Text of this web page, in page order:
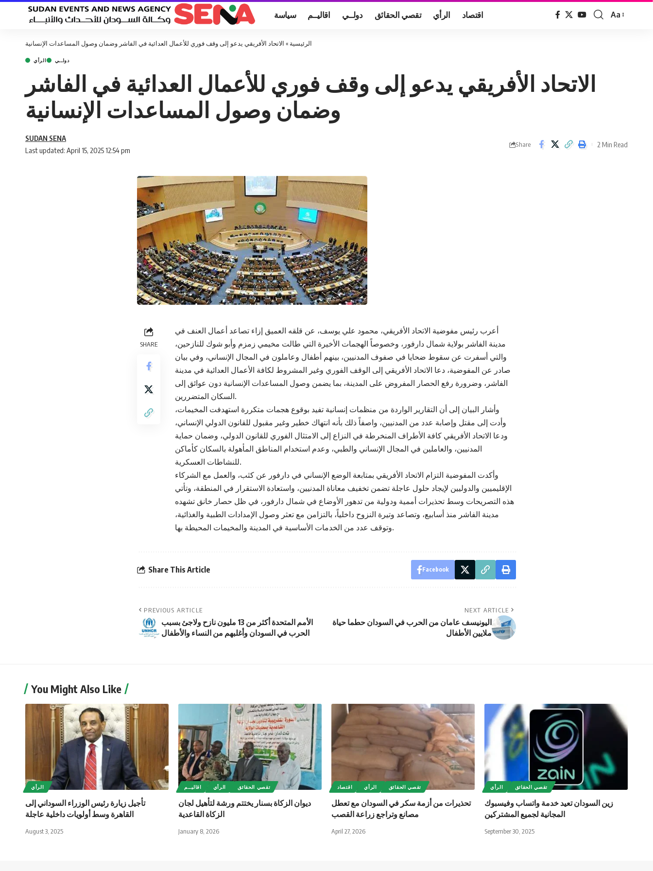
سياسة اقاليــم دولــي تقصي الحقائق الرأي اقتصاد
Font
Aa
الرئيسية » الاتحاد الأفريقي يدعو إلى وقف فوري للأعمال العدائية في الفاشر وضمان وصول المساعدات الإنسانية
الرأي دولــي
الاتحاد الأفريقي يدعو إلى وقف فوري للأعمال العدائية في الفاشر
وضمان وصول المساعدات الإنسانية
Last updated: April 15, 2025 12:54 pm
SUDAN SENA
Share 2 Min Read
SHARE
أعرب رئيس مفوضية الاتحاد الأفريقي، محمود علي يوسف، عن قلقه العميق إزاء تصاعد أعمال العنف في
مدينة الفاشر بولاية شمال دارفور، وخصوصاً الهجمات الأخيرة التي طالت مخيمي زمزم وأبو شوك للنازحين،
والتي أسفرت عن سقوط ضحايا في صفوف المدنيين، بينهم أطفال وعاملون في المجال الإنساني، وفي بيان
صادر عن المفوضية، دعا الاتحاد الأفريقي إلى الوقف الفوري وغير المشروط لكافة الأعمال العدائية في مدينة
الفاشر، وضرورة رفع الحصار المفروض على المدينة، بما يضمن وصول المساعدات الإنسانية دون عوائق إلى
السكان المتضررين.
وأشار البيان إلى أن التقارير الواردة من منظمات إنسانية تفيد بوقوع هجمات متكررة استهدفت المخيمات،
وأدت إلى مقتل وإصابة عدد من المدنيين، واصفاً ذلك بأنه انتهاك خطير وغير مقبول للقانون الدولي الإنساني،
ودعا الاتحاد الأفريقي كافة الأطراف المنخرطة في النزاع إلى الامتثال الفوري للقانون الدولي، وضمان حماية
المدنيين، والعاملين في المجال الإنساني والطبي، وعدم استخدام المناطق المأهولة بالسكان كأماكن
للنشاطات العسكرية.
وأكدت المفوضية التزام الاتحاد الأفريقي بمتابعة الوضع الإنساني في دارفور عن كثب، والعمل مع الشركاء
الإقليميين والدوليين لإيجاد حلول عاجلة تضمن تخفيف معاناة المدنيين، واستعادة الاستقرار في المنطقة، وتأتي
هذه التصريحات وسط تحذيرات أممية ودولية من تدهور الأوضاع في شمال دارفور، في ظل حصار خانق تشهده
مدينة الفاشر منذ أسابيع، وتصاعد وتيرة النزوح داخلياً، بالتزامن مع تعثر وصول الإمدادات الطبية والغذائية،
وتوقف عدد من الخدمات الأساسية في المدينة والمخيمات المحيطة بها.
Share This Article Facebook
PREVIOUS ARTICLE
الأمم المتحدة أكثر من 13 مليون نازح ولاجئ بسبب
الحرب في السودان وأغلبهم من النساء والأطفال
NEXT ARTICLE
اليونيسف عامان من الحرب في السودان حطما حياة
ملايين الأطفال
You Might Also Like
الرأي
تأجيل زيارة رئيس الوزراء السوداني إلى
القاهرة وسط أولويات داخلية عاجلة
August 3, 2025
اقاليــم الرأي تقصي الحقائق
ديوان الزكاة بسنار يختتم ورشة لتأهيل لجان
الزكاة القاعدية
January 8, 2026
اقتصاد الرأي تقصي الحقائق
تحذيرات من أزمة سكر في السودان مع تعطل
مصانع وتراجع زراعة القصب
April 27, 2026
الرأي تقصي الحقائق
زين السودان تعيد خدمة واتساب وفيسبوك
المجانية لجميع المشتركين
September 30, 2025